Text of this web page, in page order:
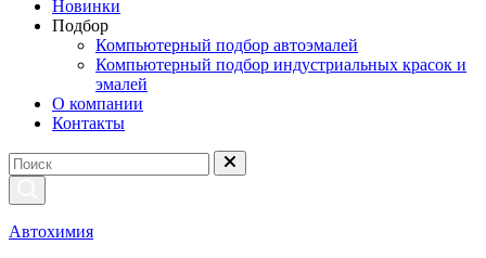
Новинки
Подбор
Компьютерный подбор автоэмалей
Компьютерный подбор индустриальных красок и
эмалей
О компании
Контакты
Автохимия